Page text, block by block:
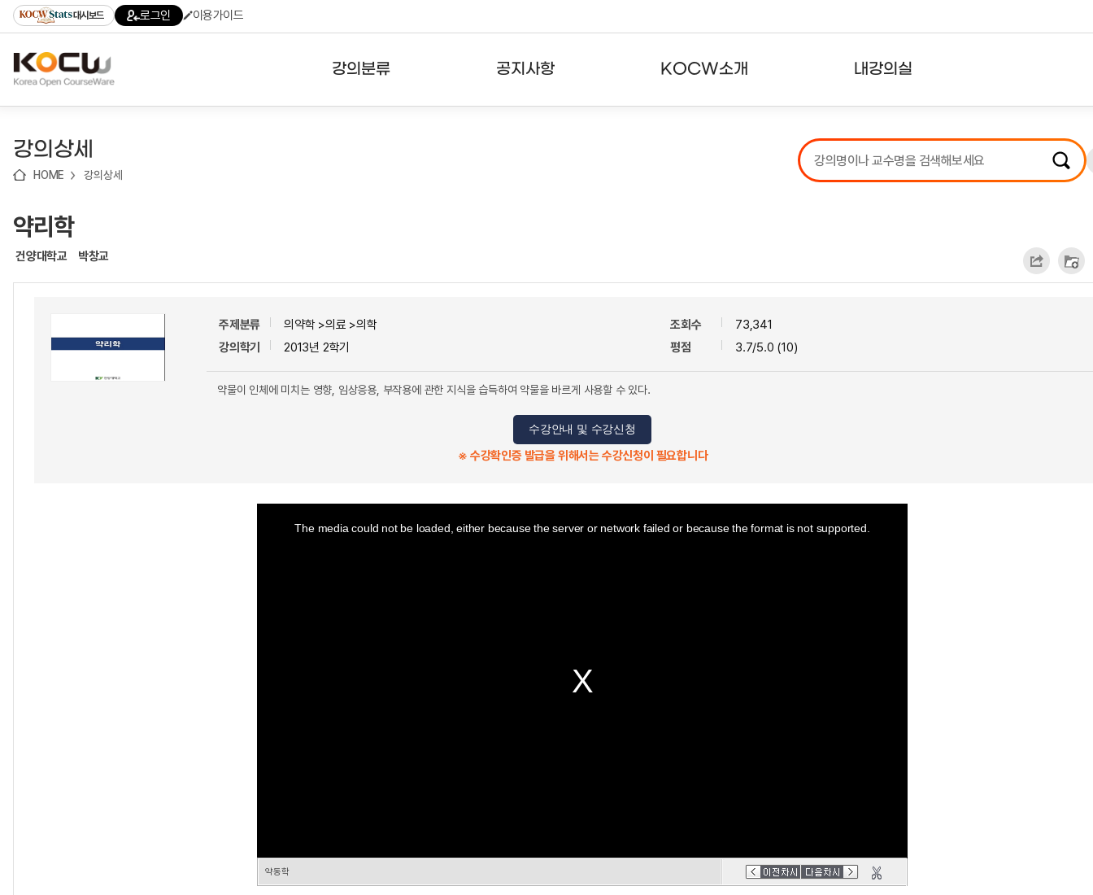
기
기
기
content)
가
대시보드 로그인 이용가이드
강의분류 공지사항 KOCW소개 내강의실
강의리스트
수강확인증강의
강의상세
HOME 강의상세
약리학
건양대학교 박창교
주제분류
의약학 >의료 >의학
강의학기
2013년 2학기
조회수
73,341
평점
3.7/5.0 (10)
약물이 인체에 미치는 영향, 임상응용, 부작용에 관한 지식을 습득하여 약물을 바르게 사용할 수 있다.
수강안내 및 수강신청
※ 수강확인증 발급을 위해서는 수강신청이 필요합니다
The media could not be loaded, either because the server or network failed or because the format is not supported.
약동학